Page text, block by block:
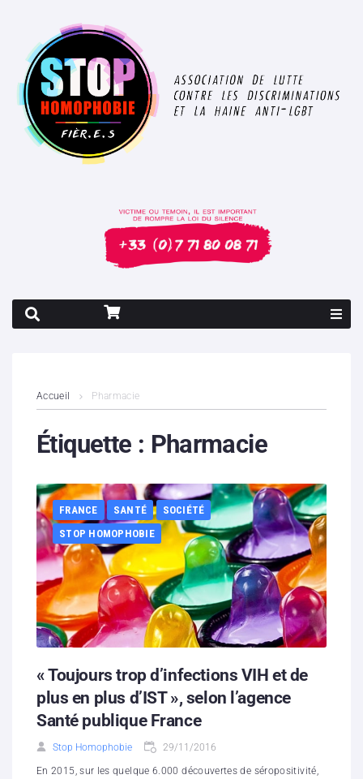
Contenus litigieux
Boutique
Partenaires
Contacts
Hébergement solidaire
Accueil Pharmacie
Étiquette : Pharmacie
FRANCE SANTÉ
SOCIÉTÉ
STOP HOMOPHOBIE
« Toujours trop d’infections VIH et de
plus en plus d’IST », selon l’agence
Santé publique France
Stop Homophobie 29/11/2016
En 2015, sur les quelque 6.000 découvertes de séropositivité,